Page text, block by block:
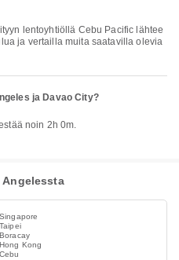
ja vertailla muita saatavilla olevia
ja Davao City?
noin 2h 0m.
Kong